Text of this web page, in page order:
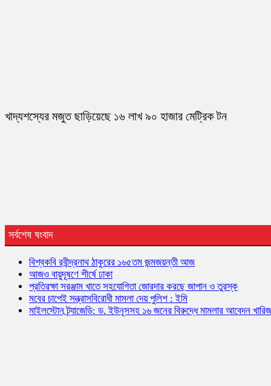
খাদ্যশস্যের মজুত ছাড়িয়েছে ১৬ লাখ ৯০ হাজার মেট্রিক টন
সর্বশেষ ষংবাদ
বিশ্বকবি রবীন্দ্রনাথ ঠাকুরের ১৬৫তম জন্মজয়ন্তী আজ
আজও বায়ুদূষণে শীর্ষে ঢাকা
প্রতিরক্ষা সরঞ্জাম খাতে সহযোগিতা জোরদার করছে জাপান ও তুরস্ক
মবের চাপেই সন্ত্রাসবিরোধী মামলা দেয় পুলিশ : ইমি
মাইলস্টোন ট্র্যাজেডি: ড. ইউনূসসহ ১৬ জনের বিরুদ্ধে মামলার আবেদন খারিজ